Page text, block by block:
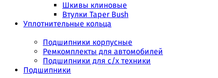
Шкивы клиновые
Втулки Taper Bush
Уплотнительные кольца
Подшипники корпусные
Ремкомплекты для автомобилей
Подшипники для с/х техники
Подшипники